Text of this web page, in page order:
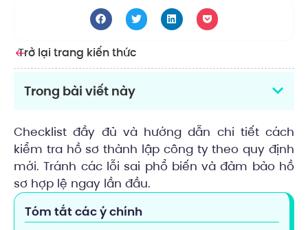
Checklist đầy đủ và hướng dẫn chi tiết cách
kiểm tra hồ sơ thành lập công ty theo quy định
mới. Tránh các lỗi sai phổ biến và đảm bảo hồ
sơ hợp lệ ngay lần đầu.
Tóm tắt các ý chính
Trở lại trang kiến thức
Trong bài viết này